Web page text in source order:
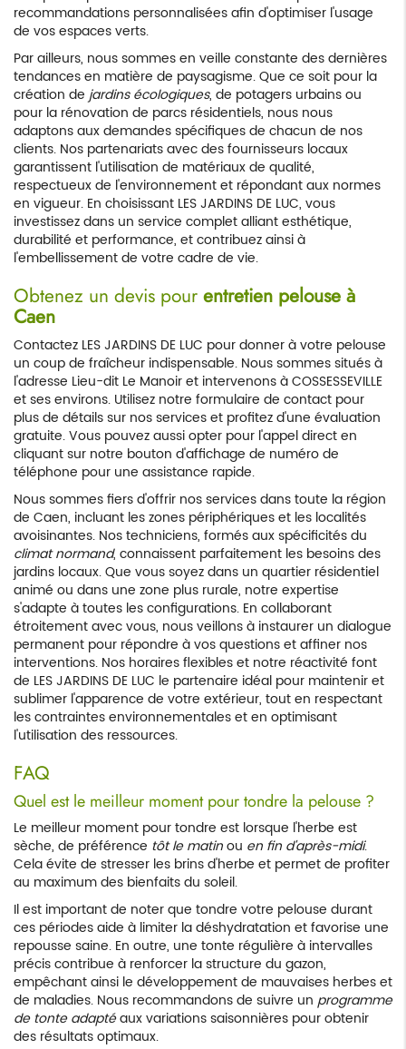
recommandations personnalisées afin d'optimiser l'usage
de vos espaces verts.
Par ailleurs, nous sommes en veille constante des dernières
tendances en matière de paysagisme. Que ce soit pour la
création de jardins écologiques, de potagers urbains ou
pour la rénovation de parcs résidentiels, nous nous
adaptons aux demandes spécifiques de chacun de nos
clients. Nos partenariats avec des fournisseurs locaux
garantissent l'utilisation de matériaux de qualité,
respectueux de l'environnement et répondant aux normes
en vigueur. En choisissant LES JARDINS DE LUC, vous
investissez dans un service complet alliant esthétique,
durabilité et performance, et contribuez ainsi à
l'embellissement de votre cadre de vie.
Obtenez un devis pour entretien pelouse à
Caen
Contactez LES JARDINS DE LUC pour donner à votre pelouse
un coup de fraîcheur indispensable. Nous sommes situés à
l'adresse Lieu-dit Le Manoir et intervenons à COSSESSEVILLE
et ses environs. Utilisez notre formulaire de contact pour
plus de détails sur nos services et profitez d'une évaluation
gratuite. Vous pouvez aussi opter pour l'appel direct en
cliquant sur notre bouton d'affichage de numéro de
téléphone pour une assistance rapide.
Nous sommes fiers d'offrir nos services dans toute la région
de Caen, incluant les zones périphériques et les localités
avoisinantes. Nos techniciens, formés aux spécificités du
climat normand, connaissent parfaitement les besoins des
jardins locaux. Que vous soyez dans un quartier résidentiel
animé ou dans une zone plus rurale, notre expertise
s'adapte à toutes les configurations. En collaborant
étroitement avec vous, nous veillons à instaurer un dialogue
permanent pour répondre à vos questions et affiner nos
interventions. Nos horaires flexibles et notre réactivité font
de LES JARDINS DE LUC le partenaire idéal pour maintenir et
sublimer l'apparence de votre extérieur, tout en respectant
les contraintes environnementales et en optimisant
l'utilisation des ressources.
FAQ
Quel est le meilleur moment pour tondre la pelouse ?
Le meilleur moment pour tondre est lorsque l'herbe est
sèche, de préférence tôt le matinou en fin d'après-midi.
Cela évite de stresser les brins d'herbe et permet de profiter
au maximum des bienfaits du soleil.
Il est important de noter que tondre votre pelouse durant
ces périodes aide à limiter la déshydratation et favorise une
repousse saine. En outre, une tonte régulière à intervalles
précis contribue à renforcer la structure du gazon,
empêchant ainsi le développement de mauvaises herbes et
de maladies. Nous recommandons de suivre un programme
de tonte adaptéaux variations saisonnières pour obtenir
des résultats optimaux.